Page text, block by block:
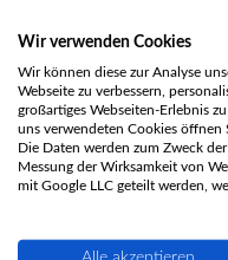
Original
Handöl 52
Brennraumboden
Eigenschaften
Angaben zur
Wir verwenden Cookies
Wir können diese zur Analyse
Webseite zu verbessern,
großartiges Webseiten-Erlebnis
uns verwendeten Cookies öffnen
Die Daten werden zum Zweck
Messung der Wirksamkeit von
mit Google LLC geteilt werden,